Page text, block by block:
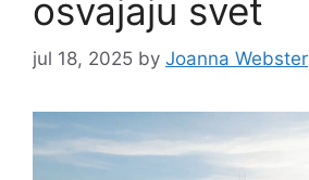
osvajaju svet
jul 18, 2025 by Joanna Webster